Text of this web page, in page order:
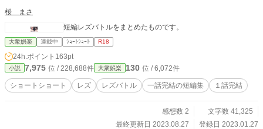
桜 まさ
短編レズバトルをまとめたものです。
大衆娯楽 連載中 ｼｮｰﾄｼｮｰﾄ R18
24h.ポイント 163pt
小説 7,975 位 / 228,688件 大衆娯楽 130 位 / 6,072件
ショートショート レズ レズバトル 一話完結の短編集 １話完結
感想数 2
文字数 41,325
最終更新日 2023.08.27
登録日 2023.01.27